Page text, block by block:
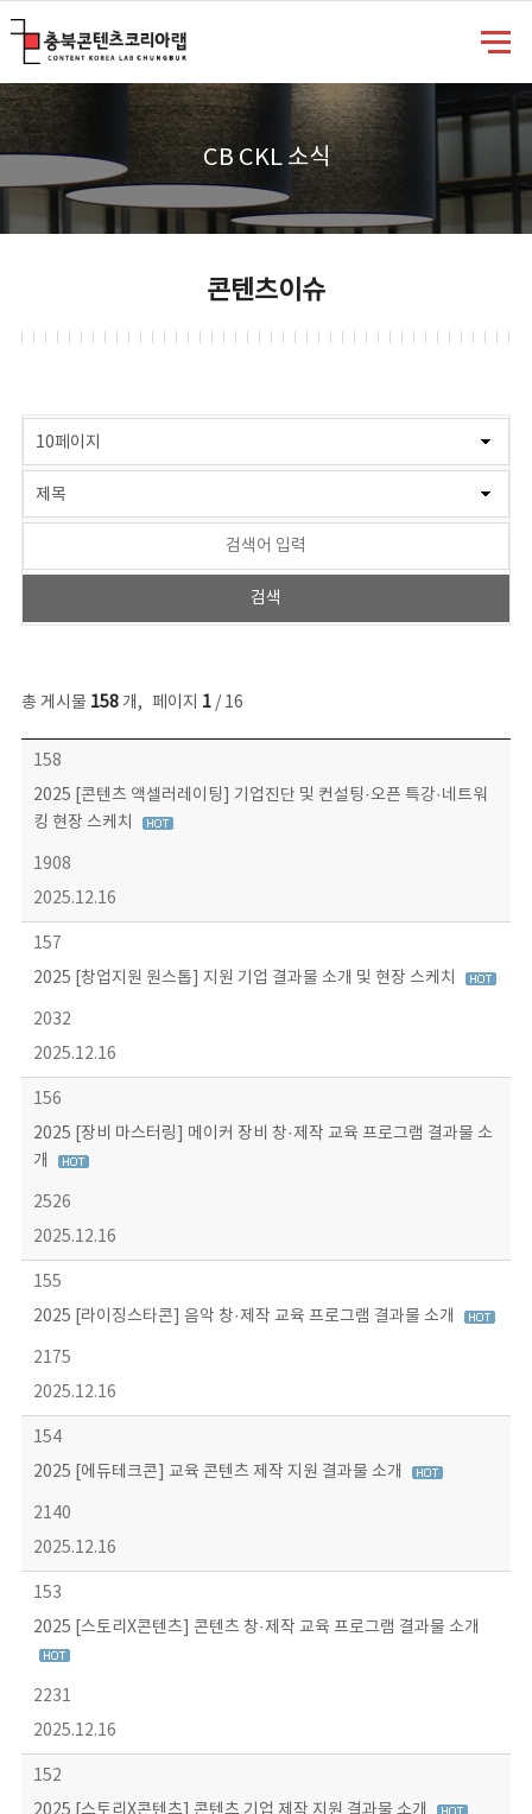
CB CKL 소식
콘텐츠이슈
총 게시물 158개, 페이지 1/ 16
콘텐츠이슈 목록 - 번호, 제목, 작성자, 파일, 조회수, 작성일 정보 제공
158
2025 [콘텐츠 액셀러레이팅] 기업진단 및 컨설팅·오픈 특강·네트워
킹 현장 스케치
1908
2025.12.16
157
2025 [창업지원 원스톱] 지원 기업 결과물 소개 및 현장 스케치
2032
2025.12.16
156
2025 [장비 마스터링] 메이커 장비 창·제작 교육 프로그램 결과물 소
개
2526
2025.12.16
155
2025 [라이징스타콘] 음악 창·제작 교육 프로그램 결과물 소개
2175
2025.12.16
154
2025 [에듀테크콘] 교육 콘텐츠 제작 지원 결과물 소개
2140
2025.12.16
153
2025 [스토리X콘텐츠] 콘텐츠 창·제작 교육 프로그램 결과물 소개
2231
2025.12.16
152